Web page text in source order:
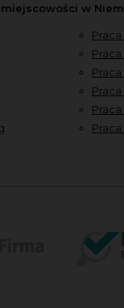
w
Praca